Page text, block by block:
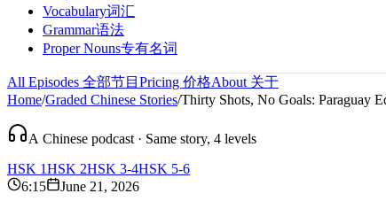
Vocabulary词汇
Grammar语法
Proper Nouns专有名词
All Episodes 全部节目 Pricing 价格About 关于
Home/Graded Chinese Stories/Thirty Shots, No Goals: Paraguay
A Chinese podcast · Same story, 4 levels
HSK 1HSK 2HSK 3-4HSK 5-6
6:15
June 21, 2026